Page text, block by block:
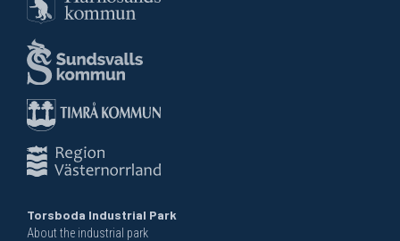
Torsboda Industrial Park
About the industrial park